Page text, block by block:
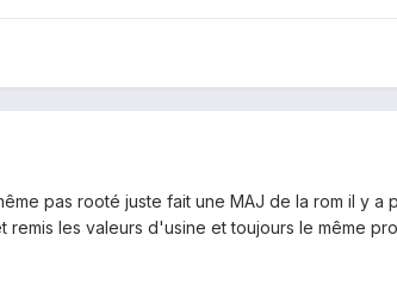
pas rooté juste fait une MAJ de la rom il y a
les valeurs d'usine et toujours le même